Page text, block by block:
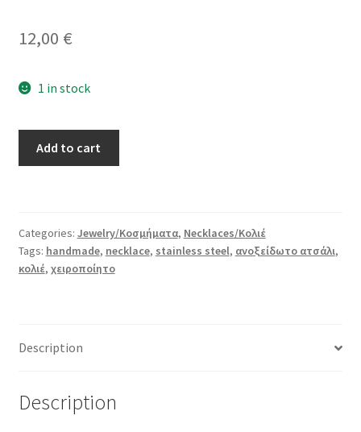
12,00 €
1 in stock
με
πολύχρωμες
χάντρες
quantity
Add to cart
Categories: Jewelry/Κοσμήματα, Necklaces/Κολιέ
Tags: handmade, necklace, stainless steel, ανοξείδωτο ατσάλι,
κολιέ, χειροποίητο
Description
Description